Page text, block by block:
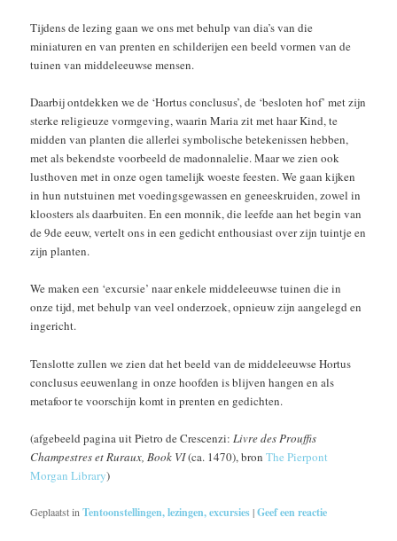
Tijdens de lezing gaan we ons met behulp van dia’s van die
miniaturen en van prenten en schilderijen een beeld vormen van de
tuinen van middeleeuwse mensen.
Daarbij ontdekken we de ‘Hortus conclusus’, de ‘besloten hof’ met zijn
sterke religieuze vormgeving, waarin Maria zit met haar Kind, te
midden van planten die allerlei symbolische betekenissen hebben,
met als bekendste voorbeeld de madonnalelie. Maar we zien ook
lusthoven met in onze ogen tamelijk woeste feesten. We gaan kijken
in hun nutstuinen met voedingsgewassen en geneeskruiden, zowel in
kloosters als daarbuiten. En een monnik, die leefde aan het begin van
de 9de eeuw, vertelt ons in een gedicht enthousiast over zijn tuintje en
zijn planten.
We maken een ‘excursie’ naar enkele middeleeuwse tuinen die in
onze tijd, met behulp van veel onderzoek, opnieuw zijn aangelegd en
ingericht.
Tenslotte zullen we zien dat het beeld van de middeleeuwse Hortus
conclusus eeuwenlang in onze hoofden is blijven hangen en als
metafoor te voorschijn komt in prenten en gedichten.
(afgebeeld pagina uit Pietro de Crescenzi:Livre des Prouffis
Champestres et Ruraux, Book VI(ca. 1470), bronThe Pierpont
Morgan Library)
Geplaatst in Tentoonstellingen, lezingen, excursies|Geef een reactie